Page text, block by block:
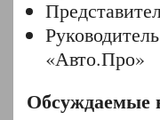
«Авто.Про»
Обсуждаемые